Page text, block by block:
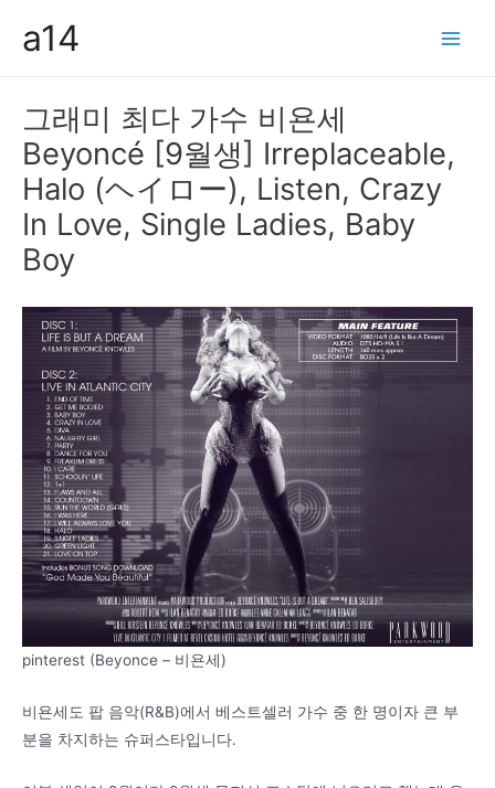
a14
그래미 최다 가수 비욘세
Beyoncé [9월생] Irreplaceable,
Halo (ヘイロー), Listen, Crazy
In Love, Single Ladies, Baby
Boy
pinterest (Beyonce – 비욘세)
비욘세도 팝 음악(R&B)에서 베스트셀러 가수 중 한 명이자 큰 부
분을 차지하는 슈퍼스타입니다.